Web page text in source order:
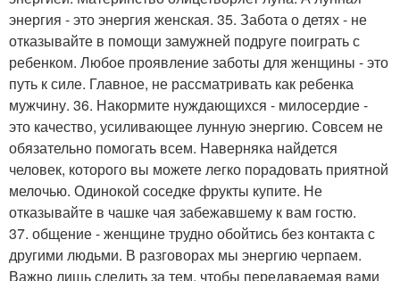
энергия - это энергия женская. 35. Забота о детях - не
отказывайте в помощи замужней подруге поиграть с
ребенком. Любое проявление заботы для женщины - это
путь к силе. Главное, не рассматривать как ребенка
мужчину. 36. Накормите нуждающихся - милосердие -
это качество, усиливающее лунную энергию. Совсем не
обязательно помогать всем. Наверняка найдется
человек, которого вы можете легко порадовать приятной
мелочью. Одинокой соседке фрукты купите. Не
отказывайте в чашке чая забежавшему к вам гостю.
37. общение - женщине трудно обойтись без контакта с
другими людьми. В разговорах мы энергию черпаем.
Важно лишь следить за тем, чтобы передаваемая вами